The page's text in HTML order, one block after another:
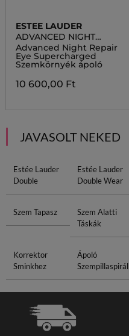
ESTEE LAUDER
ADVANCED NIGHT
REPAIR
Advanced Night Repair
Eye Supercharged
Szemkörnyék ápoló
10 600,00 Ft
JAVASOLT NEKED
Estée Lauder
Double
Estée Lauder
Double Wear
Szem Tapasz
Szem Alatti
Táskák
Korrektor
Sminkhez
Ápoló
Szempillaspirál